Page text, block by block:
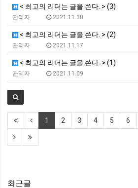
< 최고의 리더는 글을 쓴다. > (3)
관리자 2021.11.30
< 최고의 리더는 글을 쓴다. > (2)
관리자 2021.11.17
< 최고의 리더는 글을 쓴다. > (1)
관리자 2021.11.09
1 2 3 4 5 6
최근글